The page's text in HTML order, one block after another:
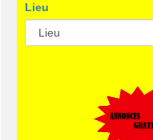
Lieu